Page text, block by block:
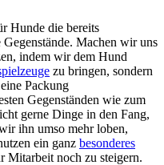
Hunde die bereits
Machen wir uns
indem wir dem Hund
zu bringen, sondern
Packung
Gegenständen wie zum
gerne Dinge in den Fang,
ihn umso mehr loben,
ein ganz besonderes
Mitarbeit noch zu steigern.